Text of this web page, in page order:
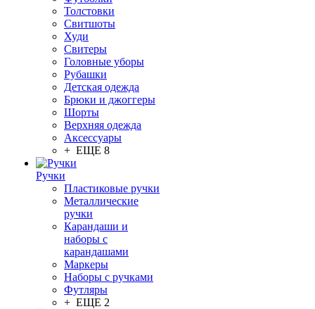
Толстовки
Свитшоты
Худи
Свитеры
Головные уборы
Рубашки
Детская одежда
Брюки и джоггеры
Шорты
Верхняя одежда
Аксессуары
+ ЕЩЕ 8
Ручки
Пластиковые ручки
Металлические
ручки
Карандаши и
наборы с
карандашами
Маркеры
Наборы с ручками
Футляры
+ ЕЩЕ 2